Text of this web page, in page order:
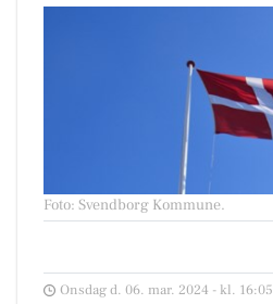
Foto: Svendborg Kommune.
Onsdag d. 06. mar. 2024 - kl. 16:05